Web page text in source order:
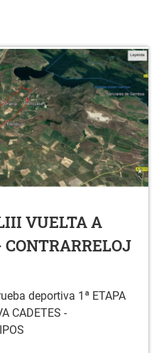
VUELTA A
deportiva 1ª ETAPA
CADETES -